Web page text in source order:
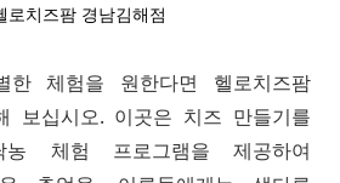
치즈팜 경남김해점
한 체험을 원한다면 헬로치즈팜
보십시오. 이곳은 치즈 만들기를
체험 프로그램을 제공하여